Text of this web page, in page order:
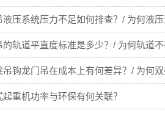
液压系统压力不足如何排查？/ 为何液压
的轨道平直度标准是多少？/ 为何轨道不
钩龙门吊在成本上有何差异？/ 为何双
重机功率与环保有何关联？